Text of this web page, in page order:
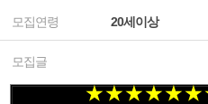
모집연령 20세이상
모집글
★ ★ ★★ ★ ★